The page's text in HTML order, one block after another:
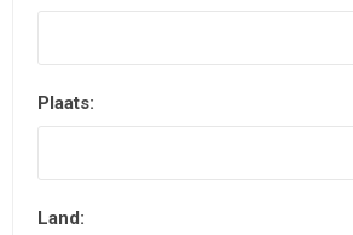
Plaats:
Land: